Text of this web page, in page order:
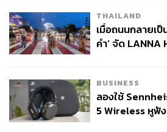
ความสามารถในการตัดสินใจจะน้อย
ฆ่าตัวตายไม่ใช่เพราะเขาไม่รู้ว่าเขา
เพราะเขารู้สึกว่ากำลังเผชิญปัญหาโด
เราไม่ควรตัดสินว่าใครอ่อนแอ ใครไม่
เพราะเราไม่มีทางรู้ได้เลยว่าถ้าเรา
และอยู่ในสภาวะทางจิตใจแบบเดียวกัน
THAILAND
เมื่อถนนกลายเป็
คำ’ จัด LANNA
BUSINESS
ลองใช้
5 Wireless หูฟั